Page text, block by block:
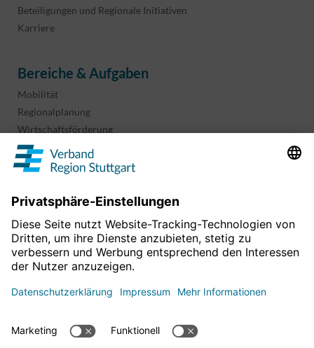
Beteiligungen und Regionale Initiativen
Karriere
Bereiche & Aufgaben
Mobilität
Regionalplanung
Wirtschaftsförderung
Sport und Kultur
Projekte & Programme
Informationen & Downloads
Geoinformation